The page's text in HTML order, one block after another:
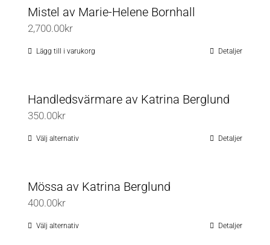
Mistel av Marie-Helene Bornhall
2,700.00kr
Lägg till i varukorg Detaljer
Handledsvärmare av Katrina Berglund
350.00kr
Välj alternativDen
har
varianter.
Detaljer
Mössa av Katrina Berglund
400.00kr
Välj alternativDen
Detaljer